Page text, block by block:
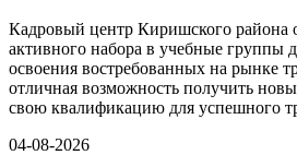
Кадровый центр Киришского района
активного набора в учебные группы
освоения востребованных на рынке
отличная возможность получить
свою квалификацию для успешного
04-08-2026